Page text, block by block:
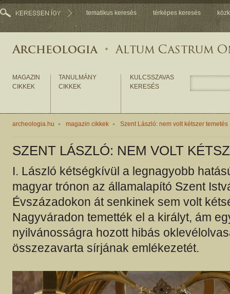
tematikus keresés térképes keresés
MAGAZIN
CIKKEK
TANULMÁNY
CIKKEK
KULCSSZAVAS
KERESÉS
archeologia.hu magazin cikkek Szent László: nem volt kétszer temetés
SZENT LÁSZLÓ: NEM VOLT
I. László kétségkívül a legnagyobb
magyar trónon az államalapító Szent
Évszázadokon át senkinek sem volt
Nagyváradon temették el a királyt, ám
nyilvánosságra hozott hibás
összezavarta sírjának emlékezetét.